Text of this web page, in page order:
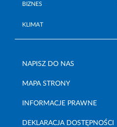
BIZNES
KLIMAT
NAPISZ DO NAS
MAPA STRONY
INFORMACJE PRAWNE
DEKLARACJA DOSTĘPNOŚCI